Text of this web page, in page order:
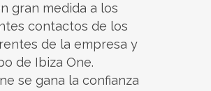
gran medida a los
contactos de los
de la empresa y
de Ibiza One.
se gana la confianza